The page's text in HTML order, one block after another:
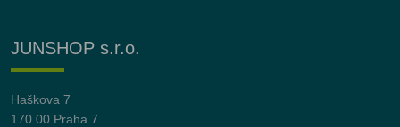
JUNSHOP s.r.o.
Haškova 7
170 00 Praha 7